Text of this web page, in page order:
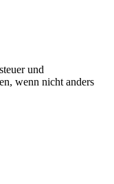
und
wenn nicht anders